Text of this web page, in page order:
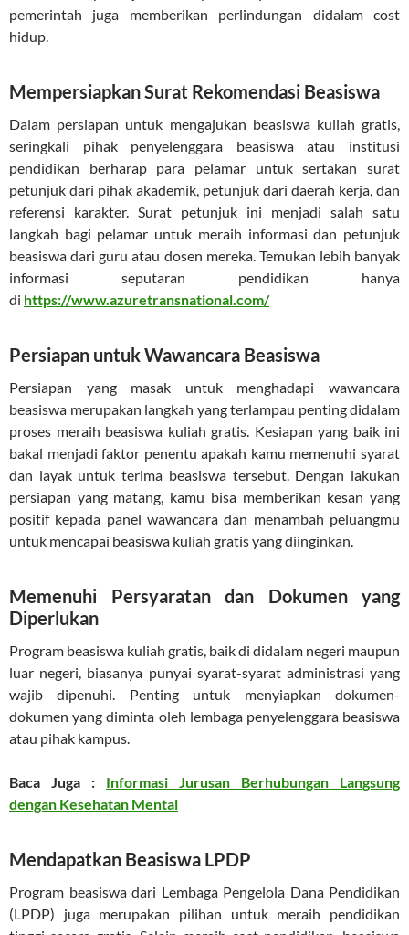
pemerintah juga memberikan perlindungan didalam cost
hidup.
Mempersiapkan Surat Rekomendasi Beasiswa
Dalam persiapan untuk mengajukan beasiswa kuliah gratis,
seringkali pihak penyelenggara beasiswa atau institusi
pendidikan berharap para pelamar untuk sertakan surat
petunjuk dari pihak akademik, petunjuk dari daerah kerja, dan
referensi karakter. Surat petunjuk ini menjadi salah satu
langkah bagi pelamar untuk meraih informasi dan petunjuk
beasiswa dari guru atau dosen mereka. Temukan lebih banyak
informasi seputaran pendidikan hanya
di https://www.azuretransnational.com/
Persiapan untuk Wawancara Beasiswa
Persiapan yang masak untuk menghadapi wawancara
beasiswa merupakan langkah yang terlampau penting didalam
proses meraih beasiswa kuliah gratis. Kesiapan yang baik ini
bakal menjadi faktor penentu apakah kamu memenuhi syarat
dan layak untuk terima beasiswa tersebut. Dengan lakukan
persiapan yang matang, kamu bisa memberikan kesan yang
positif kepada panel wawancara dan menambah peluangmu
untuk mencapai beasiswa kuliah gratis yang diinginkan.
Memenuhi Persyaratan dan Dokumen yang
Diperlukan
Program beasiswa kuliah gratis, baik di didalam negeri maupun
luar negeri, biasanya punyai syarat-syarat administrasi yang
wajib dipenuhi. Penting untuk menyiapkan dokumen-
dokumen yang diminta oleh lembaga penyelenggara beasiswa
atau pihak kampus.
Baca Juga : Informasi Jurusan Berhubungan Langsung
dengan Kesehatan Mental
Mendapatkan Beasiswa LPDP
Program beasiswa dari Lembaga Pengelola Dana Pendidikan
(LPDP) juga merupakan pilihan untuk meraih pendidikan